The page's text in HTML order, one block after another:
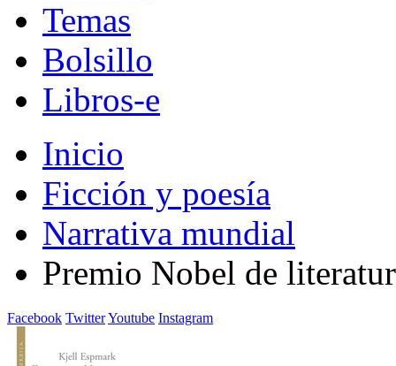
Temas
Bolsillo
Libros-e
Inicio
Ficción y poesía
Narrativa mundial
Premio Nobel de
Facebook TwitterYoutube Instagram